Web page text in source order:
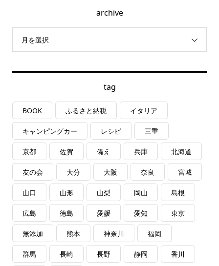
archive
月を選択
tag
BOOK ふるさと納税 イタリア
キャンピングカー レシピ 三重
京都 佐賀 備え 兵庫 北海道
友の会 大分 大阪 奈良 宮城
山口 山形 山梨 岡山 島根
広島 徳島 愛媛 愛知 東京
無添加 熊本 神奈川 福岡
群馬 長崎 長野 静岡 香川